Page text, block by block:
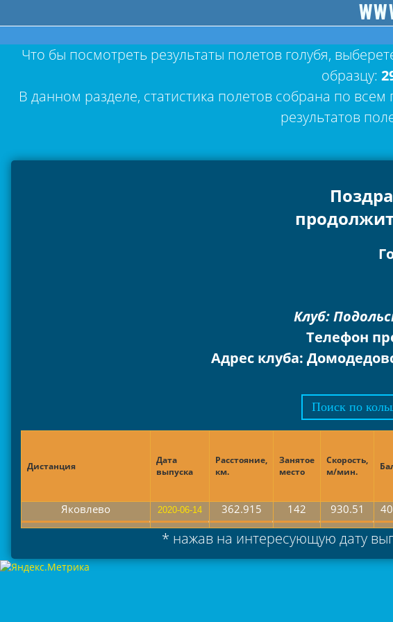
Что бы посмотреть результаты полетов голубя,
образцу:
В данном разделе, статистика полетов собрана по
результатов
Клуб:
Телефон
Адрес клуба:
Поиск по
Дистанция
Дата
выпуска
Расстояние,
км.
Занятое
место
Скорость,
м/мин.
Яковлево 362.915 142 930.51
* нажав на интересующую дату